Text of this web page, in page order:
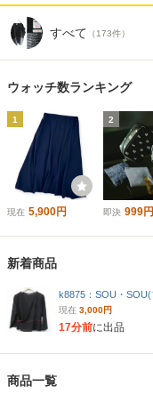
すべて （173件）
ウォッチ数ランキング
1
現在 5,900円
2
即決 999円
新着商品
現在 3,000円
17分前に出品
商品一覧